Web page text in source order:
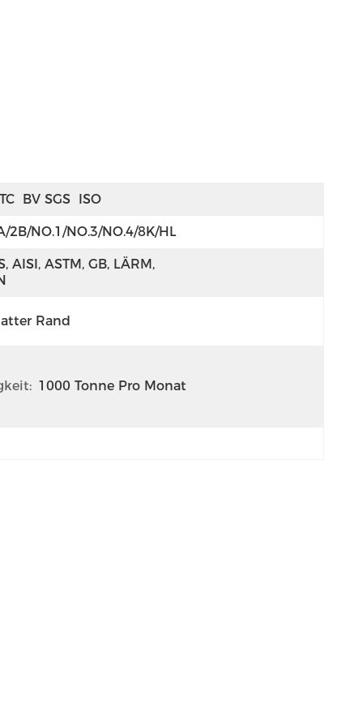
BV SGS  ISO
2B/NO.1/NO.3/NO.4/8K/HL
AISI, ASTM, GB, LÄRM,
Rand
1000 Tonne Pro Monat